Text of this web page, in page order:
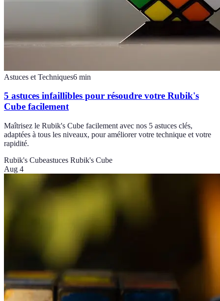
Astuces et Techniques6 min
5 astuces infaillibles pour résoudre votre Rubik's
Cube facilement
Maîtrisez le Rubik's Cube facilement avec nos 5 astuces clés,
adaptées à tous les niveaux, pour améliorer votre technique et votre
rapidité.
Rubik's Cubeastuces Rubik's Cube
Aug 4